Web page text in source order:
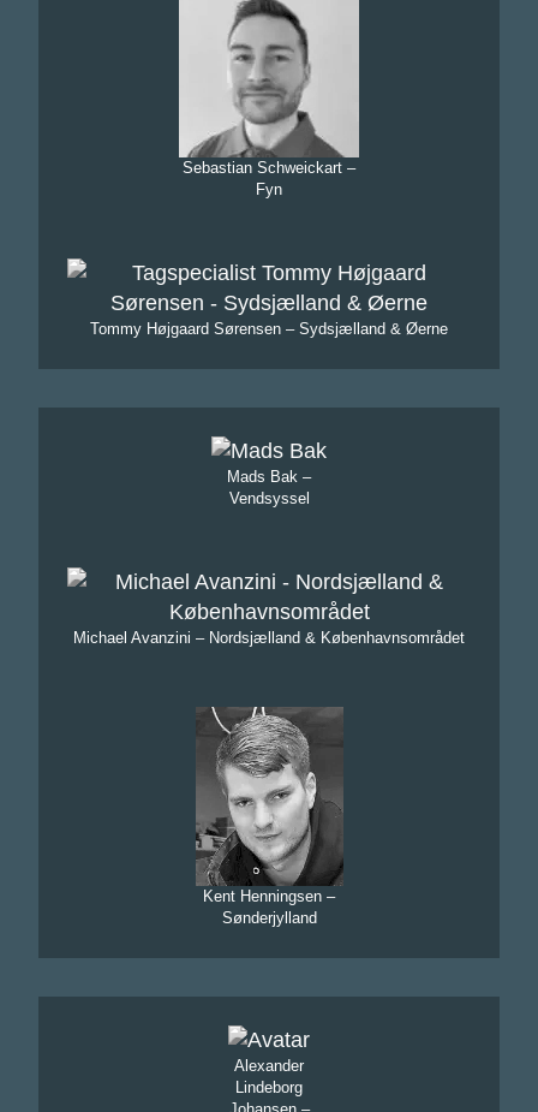
Sebastian Schweickart –
Fyn
Tommy Højgaard Sørensen – Sydsjælland & Øerne
Mads Bak –
Vendsyssel
Michael Avanzini – Nordsjælland & Københavnsområdet
Kent Henningsen –
Sønderjylland
Alexander
Lindeborg